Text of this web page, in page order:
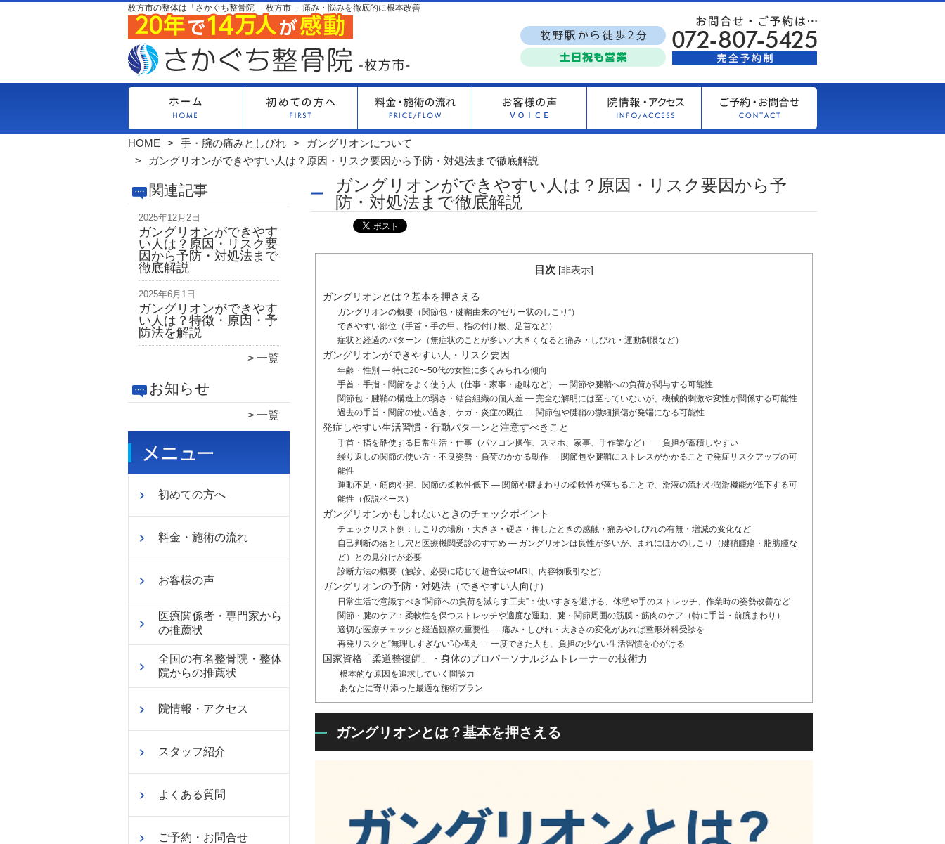
枚方市の整体は「さかぐち整骨院 -枚方市-」痛み・悩みを徹底的に根本改善
HOME 手・腕の痛みとしびれ
ガングリオンについて
ガングリオンができやすい人は？原因・リスク要因から予防・対処法まで徹底解説
関連記事
2025年12月2日
ガングリオンができやす
い人は？原因・リスク要
因から予防・対処法まで
徹底解説
2025年6月1日
ガングリオンができやす
い人は？特徴・原因・予
防法を解説
一覧
お知らせ
一覧
初めての方へ
料金・施術の流れ
お客様の声
医療関係者・専門家から
の推薦状
全国の有名整骨院・整体
院からの推薦状
院情報・アクセス
スタッフ紹介
よくある質問
ご予約・お問合せ
ガングリオンができやすい人は？原因・リスク要因から予
防・対処法まで徹底解説
目次 [非表示]
ガングリオンとは？基本を押さえる
ガングリオンの概要（関節包・腱鞘由来の“ゼリー状のしこり”）
できやすい部位（手首・手の甲、指の付け根、足首など）
症状と経過のパターン（無症状のことが多い／大きくなると痛み・しびれ・運動制限など）
ガングリオンができやすい人・リスク要因
年齢・性別 — 特に20〜50代の女性に多くみられる傾向
手首・手指・関節をよく使う人（仕事・家事・趣味など） — 関節や腱鞘への負荷が関与する可能性
関節包・腱鞘の構造上の弱さ・結合組織の個人差 — 完全な解明には至っていないが、機械的刺激や変性が関係する可能性
過去の手首・関節の使い過ぎ、ケガ・炎症の既往 — 関節包や腱鞘の微細損傷が発端になる可能性
発症しやすい生活習慣・行動パターンと注意すべきこと
手首・指を酷使する日常生活・仕事（パソコン操作、スマホ、家事、手作業など） — 負担が蓄積しやすい
繰り返しの関節の使い方・不良姿勢・負荷のかかる動作 — 関節包や腱鞘にストレスがかかることで発症リスクアップの可
能性
運動不足・筋肉や腱、関節の柔軟性低下 — 関節や腱まわりの柔軟性が落ちることで、滑液の流れや潤滑機能が低下する可
能性（仮説ベース）
ガングリオンかもしれないときのチェックポイント
チェックリスト例：しこりの場所・大きさ・硬さ・押したときの感触・痛みやしびれの有無・増減の変化など
自己判断の落とし穴と医療機関受診のすすめ — ガングリオンは良性が多いが、まれにほかのしこり（腱鞘腫瘍・脂肪腫な
ど）との見分けが必要
診断方法の概要（触診、必要に応じて超音波やMRI、内容物吸引など）
ガングリオンの予防・対処法（できやすい人向け）
日常生活で意識すべき“関節への負荷を減らす工夫”：使いすぎを避ける、休憩や手のストレッチ、作業時の姿勢改善など
関節・腱のケア：柔軟性を保つストレッチや適度な運動、腱・関節周囲の筋膜・筋肉のケア（特に手首・前腕まわり）
適切な医療チェックと経過観察の重要性 — 痛み・しびれ・大きさの変化があれば整形外科受診を
再発リスクと“無理しすぎない”心構え — 一度できた人も、負担の少ない生活習慣を心がける
国家資格「柔道整復師」・身体のプロパーソナルジムトレーナーの技術力
根本的な原因を追求していく問診力
あなたに寄り添った最適な施術プラン
ガングリオンとは？基本を押さえる